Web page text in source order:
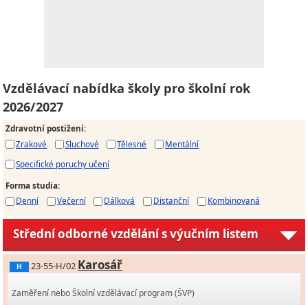
Vzdělávací nabídka školy pro školní rok
2026/2027
Zdravotní postižení:
Zrakové
Sluchové Tělesné
Mentální
Specifické poruchy učení
Forma studia:
Denní
Večerní Dálková Distanční Kombinovaná
Střední odborné vzdělání s výučním listem
H 23-55-H/02 Karosář
Zaměření nebo Školní vzdělávací program (ŠVP)